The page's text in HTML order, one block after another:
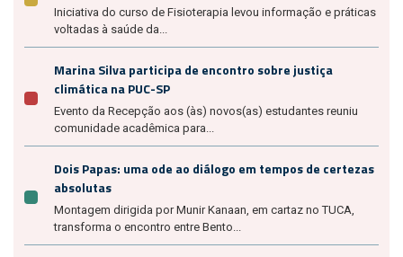
Iniciativa do curso de Fisioterapia levou informação e práticas
voltadas à saúde da...
Marina Silva participa de encontro sobre justiça
climática na PUC-SP
Evento da Recepção aos (às) novos(as) estudantes reuniu
comunidade acadêmica para...
Dois Papas: uma ode ao diálogo em tempos de certezas
absolutas
Montagem dirigida por Munir Kanaan, em cartaz no TUCA,
transforma o encontro entre Bento...